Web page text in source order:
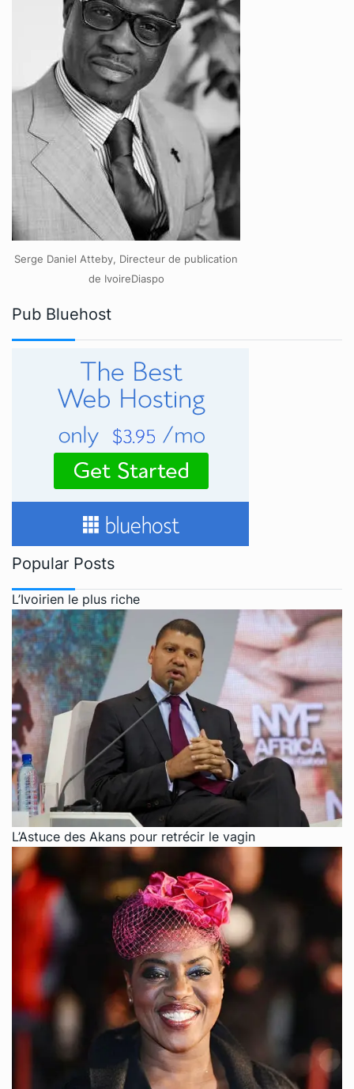
Serge Daniel Atteby, Directeur de publication
de IvoireDiaspo
Pub Bluehost
Popular Posts
L’Ivoirien le plus riche
L’Astuce des Akans pour retrécir le vagin